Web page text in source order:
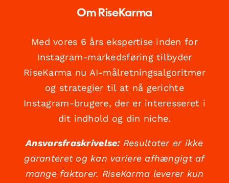
Om RiseKarma
Med vores 6 års ekspertise inden for
Instagram-markedsføring tilbyder
RiseKarma nu AI-målretningsalgoritmer
og strategier til at nå gerichte
Instagram-brugere, der er interesseret i
dit indhold og din niche.
Ansvarsfraskrivelse:Resultater er ikke
garanteret og kan variere afhængigt af
mange faktorer. RiseKarma leverer kun